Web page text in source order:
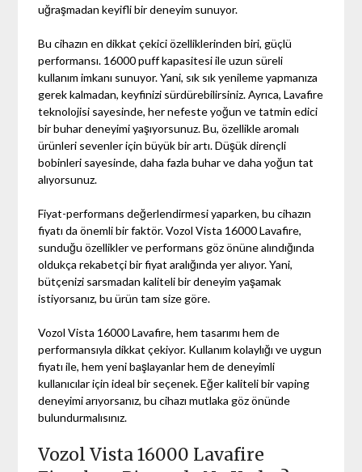
uğraşmadan keyifli bir deneyim sunuyor.
Bu cihazın en dikkat çekici özelliklerinden biri, güçlü
performansı. 16000 puff kapasitesi ile uzun süreli
kullanım imkanı sunuyor. Yani, sık sık yenileme yapmanıza
gerek kalmadan, keyfinizi sürdürebilirsiniz. Ayrıca, Lavafire
teknolojisi sayesinde, her nefeste yoğun ve tatmin edici
bir buhar deneyimi yaşıyorsunuz. Bu, özellikle aromalı
ürünleri sevenler için büyük bir artı. Düşük dirençli
bobinleri sayesinde, daha fazla buhar ve daha yoğun tat
alıyorsunuz.
Fiyat-performans değerlendirmesi yaparken, bu cihazın
fiyatı da önemli bir faktör. Vozol Vista 16000 Lavafire,
sunduğu özellikler ve performans göz önüne alındığında
oldukça rekabetçi bir fiyat aralığında yer alıyor. Yani,
bütçenizi sarsmadan kaliteli bir deneyim yaşamak
istiyorsanız, bu ürün tam size göre.
Vozol Vista 16000 Lavafire, hem tasarımı hem de
performansıyla dikkat çekiyor. Kullanım kolaylığı ve uygun
fiyatı ile, hem yeni başlayanlar hem de deneyimli
kullanıcılar için ideal bir seçenek. Eğer kaliteli bir vaping
deneyimi arıyorsanız, bu cihazı mutlaka göz önünde
bulundurmalısınız.
Vozol Vista 16000 Lavafire